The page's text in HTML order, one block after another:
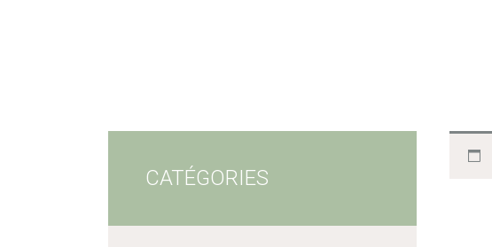
CATÉGORIES